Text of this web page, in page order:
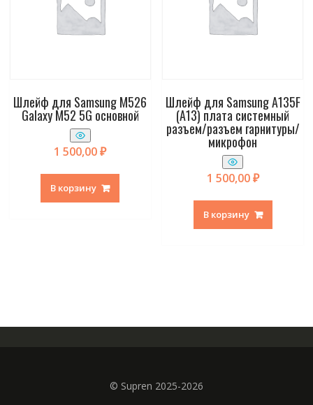
Шлейф для Samsung M526
Galaxy M52 5G основной
1 500,00₽
В корзину
Шлейф для Samsung A135F
(A13) плата системный
разъем/разъем гарнитуры/
микрофон
1 500,00₽
В корзину
© Supren 2025-2026